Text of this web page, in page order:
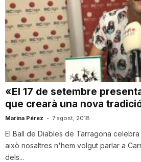
«El 17 de setembre
que crearà una nova
Marina Pérez - 7 agost, 2018
El Ball de Diables de Tarragona
això nosaltres n'hem volgut parlar a
dels...